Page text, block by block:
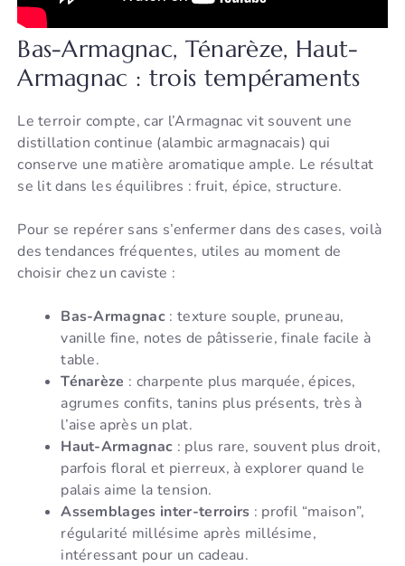
Bas-Armagnac, Ténarèze, Haut-
Armagnac : trois tempéraments
Le terroir compte, car l’Armagnac vit souvent une
distillation continue (alambic armagnacais) qui
conserve une matière aromatique ample. Le résultat
se lit dans les équilibres : fruit, épice, structure.
Pour se repérer sans s’enfermer dans des cases, voilà
des tendances fréquentes, utiles au moment de
choisir chez un caviste :
Bas-Armagnac : texture souple, pruneau,
vanille fine, notes de pâtisserie, finale facile à
table.
Ténarèze : charpente plus marquée, épices,
agrumes confits, tanins plus présents, très à
l’aise après un plat.
Haut-Armagnac : plus rare, souvent plus droit,
parfois floral et pierreux, à explorer quand le
palais aime la tension.
Assemblages inter-terroirs : profil “maison”,
régularité millésime après millésime,
intéressant pour un cadeau.